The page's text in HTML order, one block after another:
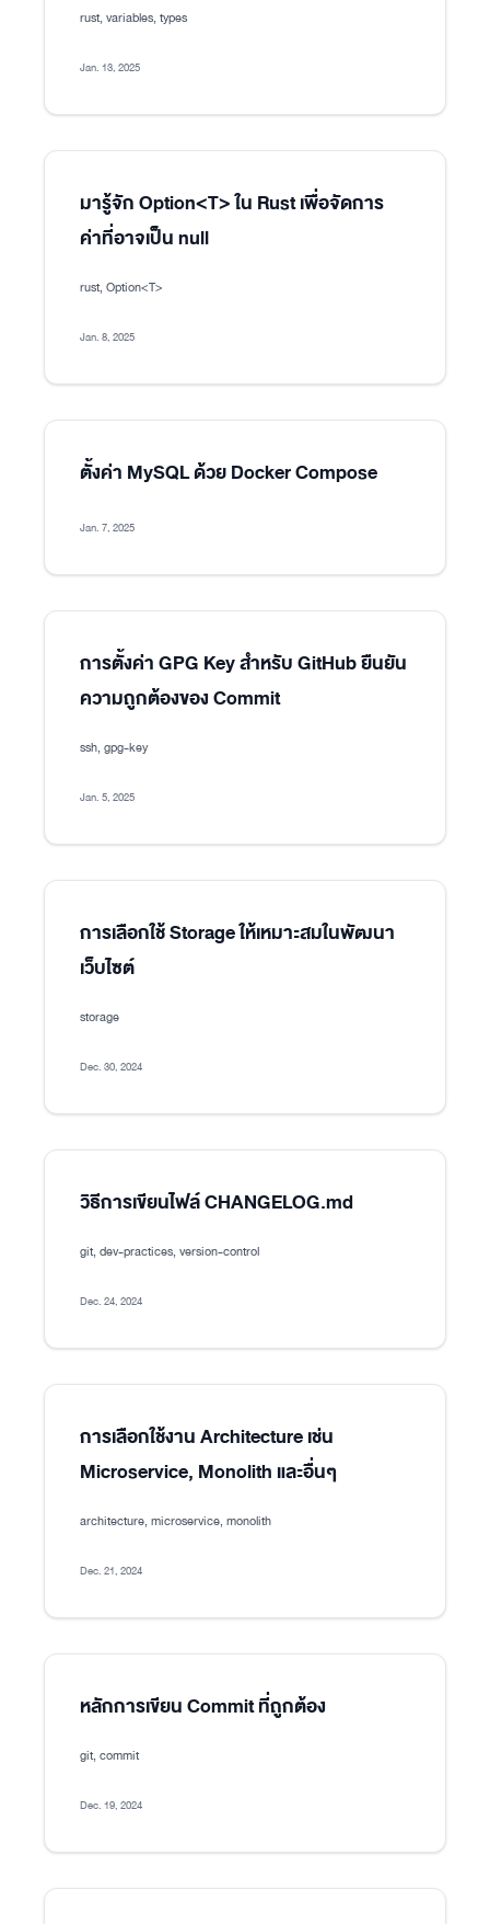
rust, variables, types
Jan. 13, 2025
มารู้จัก Option<T> ใน Rust เพื่อจัดการ
ค่าที่อาจเป็น null
rust, Option<T>
Jan. 8, 2025
ตั้งค่า MySQL ด้วย Docker Compose
Jan. 7, 2025
การตั้งค่า GPG Key สำหรับ GitHub ยืนยัน
ความถูกต้องของ Commit
ssh, gpg-key
Jan. 5, 2025
การเลือกใช้ Storage ให้เหมาะสมในพัฒนา
เว็บไซต์
storage
Dec. 30, 2024
วิธีการเขียนไฟล์ CHANGELOG.md
git, dev-practices, version-control
Dec. 24, 2024
การเลือกใช้งาน Architecture เช่น
Microservice, Monolith และอื่นๆ
architecture, microservice, monolith
Dec. 21, 2024
หลักการเขียน Commit ที่ถูกต้อง
git, commit
Dec. 19, 2024